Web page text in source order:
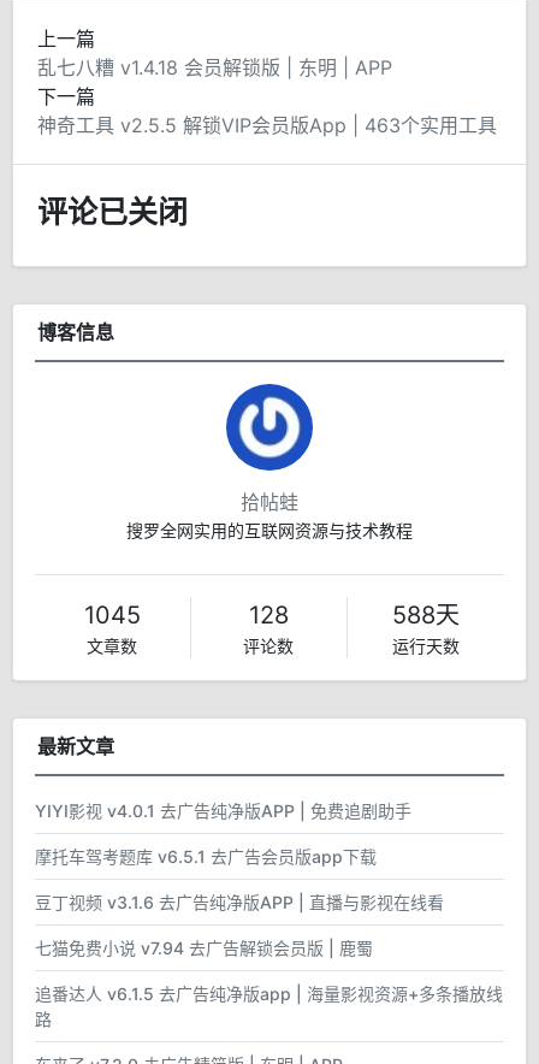
上一篇
乱七八糟 v1.4.18 会员解锁版 | 东明 | APP
下一篇
神奇工具 v2.5.5 解锁VIP会员版App | 463个实用工具
评论已关闭
博客信息
拾帖蛙
搜罗全网实用的互联网资源与技术教程
1045
文章数
128
评论数
588天
运行天数
最新文章
YIYI影视 v4.0.1 去广告纯净版APP | 免费追剧助手
摩托车驾考题库 v6.5.1 去广告会员版app下载
豆丁视频 v3.1.6 去广告纯净版APP | 直播与影视在线看
七猫免费小说 v7.94 去广告解锁会员版 | 鹿蜀
追番达人 v6.1.5 去广告纯净版app | 海量影视资源+多条播放线
路